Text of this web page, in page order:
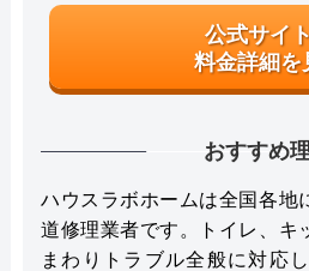
公式サイ
料金詳細を
おすすめ
ハウスラボホームは全国各地
道修理業者です。トイレ、キ
まわりトラブル全般に対応